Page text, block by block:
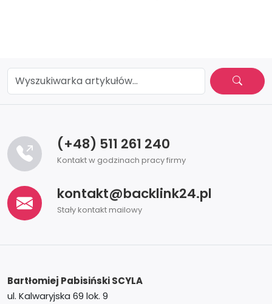
(+48) 511 261 240
Kontakt w godzinach pracy firmy
kontakt@backlink24.pl
Stały kontakt mailowy
Bartłomiej PabisińskiSCYLA
ul. Kalwaryjska 69 lok. 9